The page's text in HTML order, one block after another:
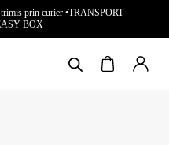
prin curier •TRANSPORT
BOX